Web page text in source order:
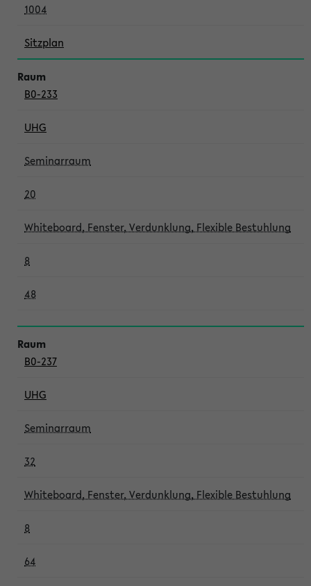
1004
Sitzplan
B0-233
UHG
Seminarraum
20
Whiteboard, Fenster, Verdunklung, Flexible Bestuhlung
8
48
B0-237
UHG
Seminarraum
32
Whiteboard, Fenster, Verdunklung, Flexible Bestuhlung
8
64